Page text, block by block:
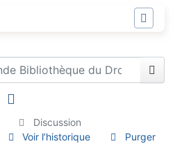
Discussion
Voir l’historique Purger